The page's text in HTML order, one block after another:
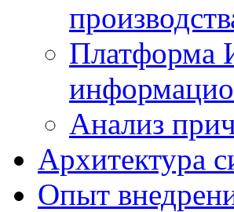
Платформа
Анализ
Архитектура
Опыт